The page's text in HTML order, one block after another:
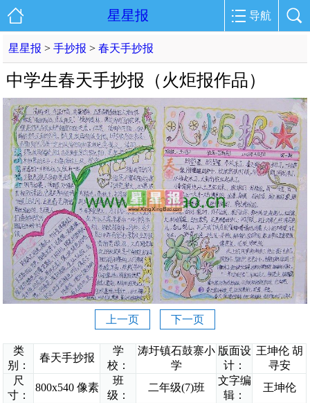
星星报 导航
星星报 >手抄报 >春天手抄报
中学生春天手抄报（火炬报作品）
上一页 下一页
类
别：
春天手抄报
学
校：
涛圩镇石鼓寨小
学
版面设
计：
王坤伦 胡
寻安
尺
寸：
800x540 像素
班
级：
二年级(7)班
文字编
辑：
王坤伦